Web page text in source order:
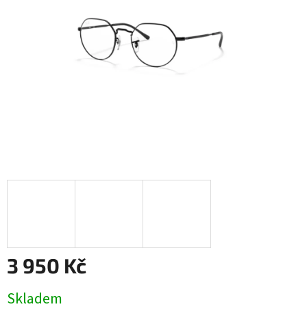
3 950 Kč
cena:
Skladem